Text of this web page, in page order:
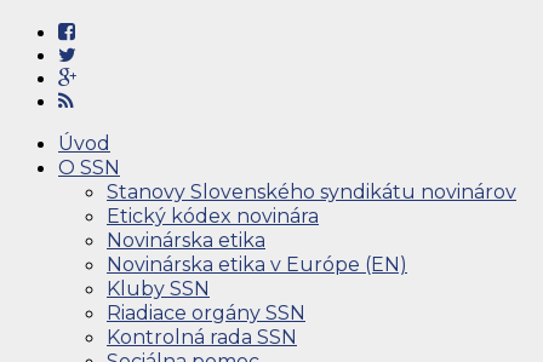
Úvod
O SSN
Stanovy Slovenského syndikátu novinárov
Etický kódex novinára
Novinárska etika
Novinárska etika v Európe (EN)
Kluby SSN
Riadiace orgány SSN
Kontrolná rada SSN